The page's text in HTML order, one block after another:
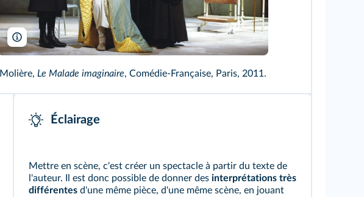
P. Victor/ArtComArt
Molière, Le Malade imaginaire, Comédie-Française, Paris, 2011.
Éclairage
Mettre en scène, c'est créer un spectacle à partir du texte de
l'auteur. Il est donc possible de donner des interprétations très
différentesd'une même pièce, d'une même scène, en jouant